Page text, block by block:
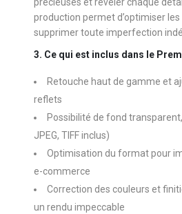
production permet d’optimiser
supprimer toute imperfection
3. Ce qui est inclus dans le
Retouche haut de gamme et
reflets
Possibilité de fond
JPEG, TIFF inclus)
Optimisation du format pour
e-commerce
Correction des couleurs et
un rendu impeccable